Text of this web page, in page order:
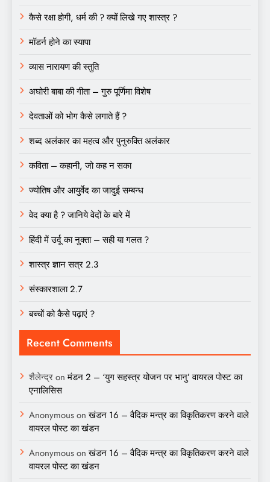
कैसे रक्षा होगी, धर्म की ? क्यों लिखे गए शास्त्र ?
मॉडर्न होने का स्यापा
व्यास नारायण की स्तुति
अघोरी बाबा की गीता – गुरु पूर्णिमा विशेष
देवताओं को भोग कैसे लगाते हैं ?
शब्द अलंकार का महत्व और पुनुरुक्ति अलंकार
कविता – कहानी, जो कह न सका
ज्योतिष और आयुर्वेद का जादुई सम्बन्ध
वेद क्या है ? जानिये वेदों के बारे में
हिंदी में उर्दू का नुक्ता – सही या गलत ?
शास्त्र ज्ञान सत्र 2.3
संस्कारशाला 2.7
बच्चों को कैसे पढ़ाएं ?
Recent Comments
शैलेन्द्रonमंडन 2 – ‘युग सहस्त्र योजन पर भानु’ वायरल पोस्ट का
एनालिसिस
Anonymousonखंडन 16 – वैदिक मन्त्र का विकृतिकरण करने वाले
वायरल पोस्ट का खंडन
Anonymousonखंडन 16 – वैदिक मन्त्र का विकृतिकरण करने वाले
वायरल पोस्ट का खंडन